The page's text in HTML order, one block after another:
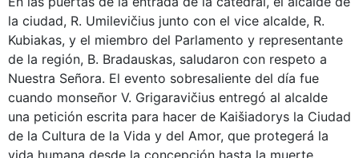
la ciudad, R. Umilevičius junto con el vice alcalde, R.
Kubiakas, y el miembro del Parlamento y representante
de la región, B. Bradauskas, saludaron con respeto a
Nuestra Señora. El evento sobresaliente del día fue
cuando monseñor V. Grigaravičius entregó al alcalde
una petición escrita para hacer de Kaišiadorys la Ciudad
de la Cultura de la Vida y del Amor, que protegerá la
vida humana desde la concepción hasta la muerte